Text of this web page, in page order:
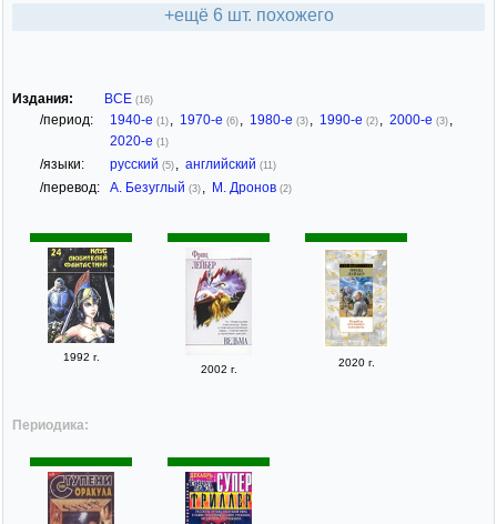
+ещё 6 шт. похожего
Издания: ВСЕ (16)
/период: 1940-е (1) , 1970-е (6) , 1980-е (3) , 1990-е (2) , 2000-е (3) ,
2020-е (1)
/языки: русский (5) , английский (11)
/перевод: А. Безуглый (3) , М. Дронов (2)
1992 г.
2002 г.
2020 г.
Периодика: